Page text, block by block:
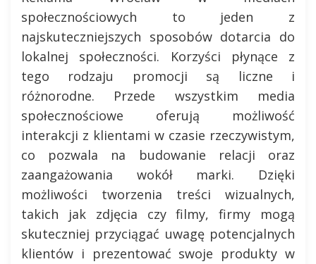
społecznościowych to jeden z
najskuteczniejszych sposobów dotarcia do
lokalnej społeczności. Korzyści płynące z
tego rodzaju promocji są liczne i
różnorodne. Przede wszystkim media
społecznościowe oferują możliwość
interakcji z klientami w czasie rzeczywistym,
co pozwala na budowanie relacji oraz
zaangażowania wokół marki. Dzięki
możliwości tworzenia treści wizualnych,
takich jak zdjęcia czy filmy, firmy mogą
skuteczniej przyciągać uwagę potencjalnych
klientów i prezentować swoje produkty w